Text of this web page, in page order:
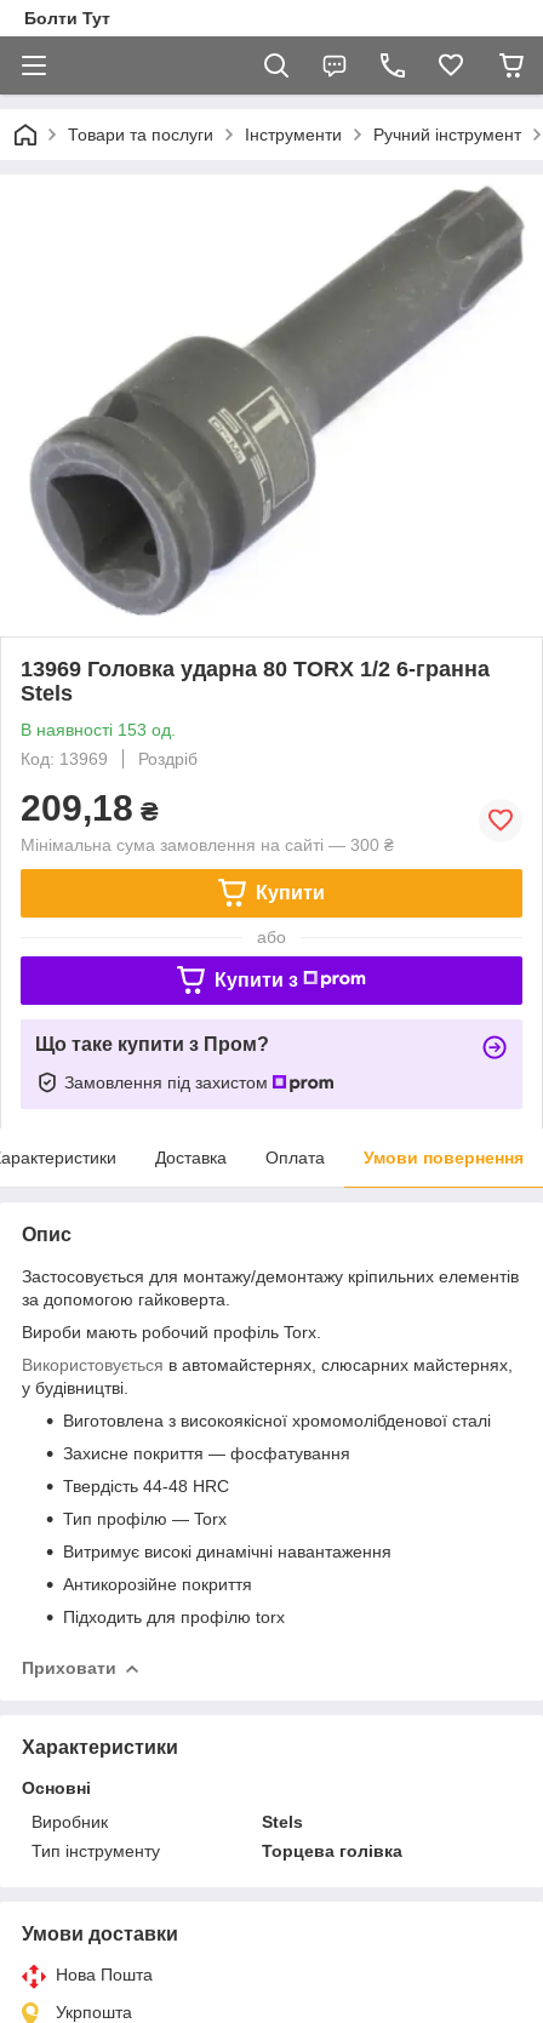
Болти Тут
Товари та послуги Інструменти Ручний інструмент
13969 Головка ударна 80 TORX 1/2 6-гранна
Stels
В наявності 153 од.
Код: 13969
Роздріб
209,18 ₴
Мінімальна сума замовлення на сайті — 300 ₴
Купити
або
Купити з
Що таке купити з Пром?
Замовлення під захистом
Доставка Оплата Умови повернення
Опис
Застосовується для монтажу/демонтажу кріпильних елементів
за допомогою гайковерта.
Вироби мають робочий профіль Torx.
Використовується в автомайстернях, слюсарних майстернях,
у будівництві.
Виготовлена з високоякісної хромомолібденової сталі
Захисне покриття — фосфатування
Твердість 44-48 HRC
Тип профілю — Torx
Витримує високі динамічні навантаження
Антикорозійне покриття
Підходить для профілю torx
Приховати
Характеристики
Основні
Виробник
Stels
Тип інструменту
Торцева голівка
Умови доставки
Нова Пошта
Укрпошта